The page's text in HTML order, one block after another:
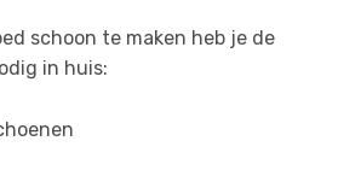
schoon te maken heb je de
in huis: